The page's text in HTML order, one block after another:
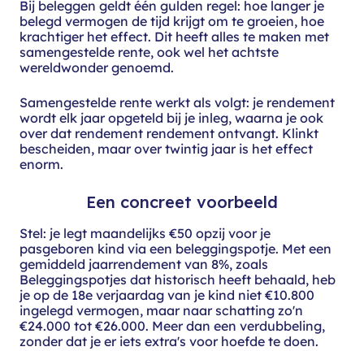
Bij beleggen geldt één gulden regel: hoe langer je
belegd vermogen de tijd krijgt om te groeien, hoe
krachtiger het effect. Dit heeft alles te maken met
samengestelde rente, ook wel het achtste
wereldwonder genoemd.
Samengestelde rente werkt als volgt: je rendement
wordt elk jaar opgeteld bij je inleg, waarna je ook
over dat rendement rendement ontvangt. Klinkt
bescheiden, maar over twintig jaar is het effect
enorm.
Een concreet voorbeeld
Stel: je legt maandelijks €50 opzij voor je
pasgeboren kind via een beleggingspotje. Met een
gemiddeld jaarrendement van 8%, zoals
Beleggingspotjes dat historisch heeft behaald, heb
je op de 18e verjaardag van je kind niet €10.800
ingelegd vermogen, maar naar schatting zo'n
€24.000 tot €26.000. Meer dan een verdubbeling,
zonder dat je er iets extra's voor hoefde te doen.